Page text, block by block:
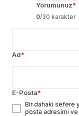
Yorumunuz*
0/30 karakter
Ad*
E-Posta*
Bir dahaki sefere
posta adresimi ve